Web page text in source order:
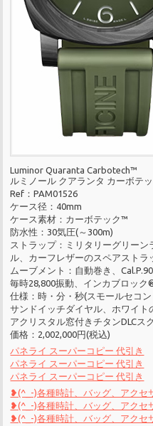
Luminor Quaranta Carbotech™
ルミノール クアランタ カーボテ
Ref：PAM01526
ケース径：40mm
ケース素材：カーボテック™
防水性：30気圧(～300m)
ストラップ：ミリタリーグリーン
ル、カーフレザーのスペアストラ
ムーブメント：自動巻き、
毎時28,800振動、インカブロック
仕様：時・分・秒(スモールセコ
サンドイッチダイヤル、ホワイ
アクリスタル窓付きチタンDLCス
価格：2,002,000円(税込)
パネライ スーパーコピー 代引き
パネライ スーパーコピー 代引き
パネライ スーパーコピー 代引き
❥(^_-)各種時計、バッグ、アクセ
❥(^_-)各種時計、バッグ、アクセ
❥(^_-)各種時計、バッグ、アクセ